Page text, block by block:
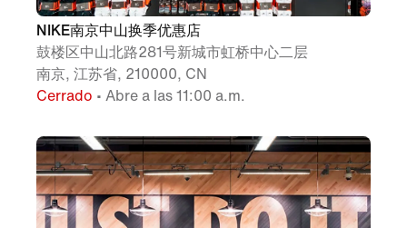
NIKE南京中山换季优惠店
鼓楼区中山北路281号新城市虹桥中心二层
南京, 江苏省, 210000, CN
Cerrado • Abre a las 11:00 a.m.